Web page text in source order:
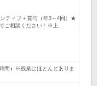
ティブ＋賞与（年3～4回）★
ご相談ください！※上…
間）※残業はほとんどありま